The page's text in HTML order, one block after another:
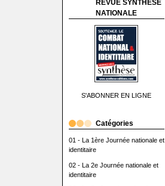
REVUE SYNTHÈSE
NATIONALE
S'ABONNER EN LIGNE
Catégories
01 - La 1ère Journée nationale et
identitaire
02 - La 2e Journée nationale et
identitaire